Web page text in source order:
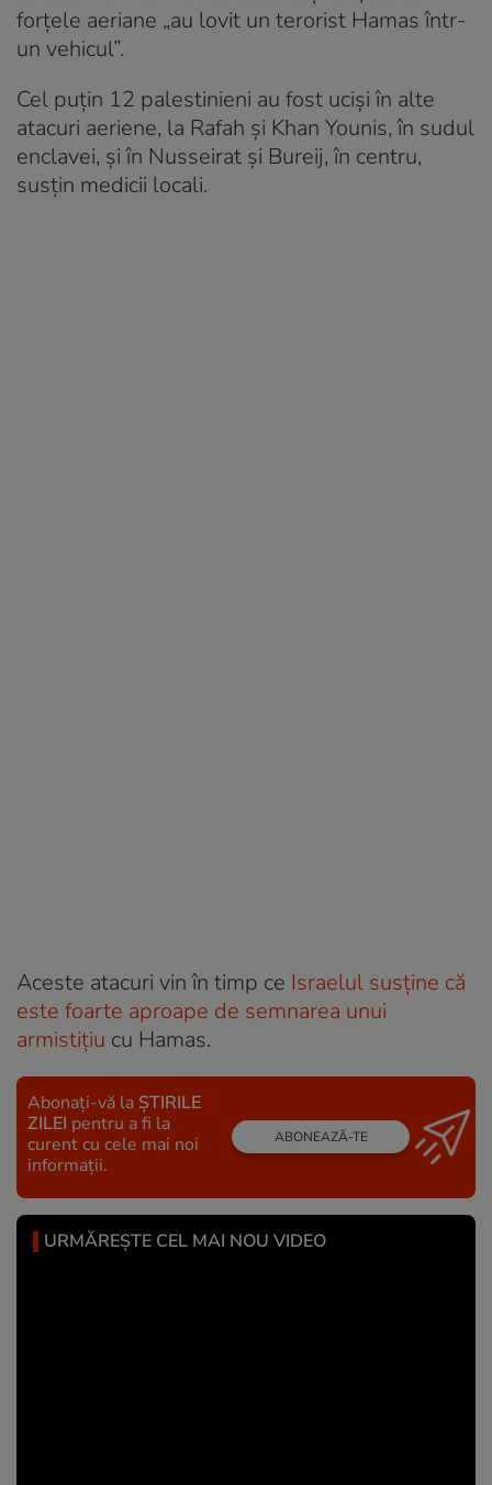
forțele aeriane „au lovit un terorist Hamas într-
un vehicul”.
Cel puţin 12 palestinieni au fost ucişi în alte
atacuri aeriene, la Rafah şi Khan Younis, în sudul
enclavei, şi în Nusseirat şi Bureij, în centru,
susțin medicii locali.
Aceste atacuri vin în timp ce Israelul susține că
este foarte aproape de semnarea unui
armistițiu cu Hamas.
Abonați-vă la ȘTIRILE
ZILEI pentru a fi la
curent cu cele mai noi
informații.
ABONEAZĂ-TE
URMĂREȘTE CEL MAI NOU VIDEO